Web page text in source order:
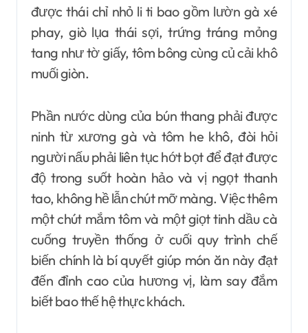
được thái chỉ nhỏ li ti bao gồm lườn gà xé
phay, giò lụa thái sợi, trứng tráng mỏng
tang như tờ giấy, tôm bông cùng củ cải khô
muối giòn.
Phần nước dùng của bún thang phải được
ninh từ xương gà và tôm he khô, đòi hỏi
người nấu phải liên tục hớt bọt để đạt được
độ trong suốt hoàn hảo và vị ngọt thanh
tao, không hề lẫn chút mỡ màng. Việc thêm
một chút mắm tôm và một giọt tinh dầu cà
cuống truyền thống ở cuối quy trình chế
biến chính là bí quyết giúp món ăn này đạt
đến đỉnh cao của hương vị, làm say đắm
biết bao thế hệ thực khách.